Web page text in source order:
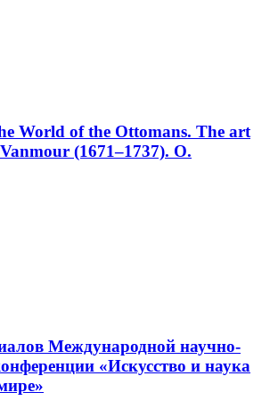
World of the Ottomans. The art
(1671–1737). O.
Международной научно-
«Искусство и наука